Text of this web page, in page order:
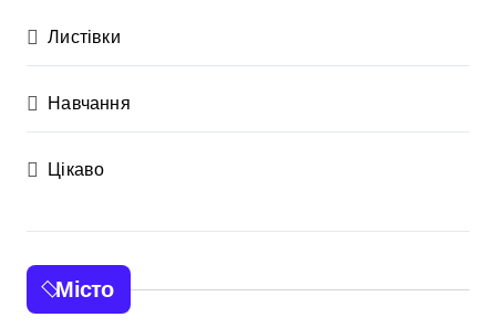
Листівки
Навчання
Цікаво
Місто